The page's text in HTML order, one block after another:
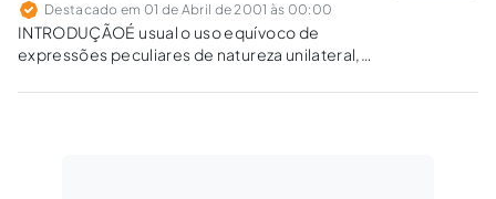
Destacado em 01 de Abril de 2001 às 00:00
INTRODUÇÃOÉ usual o uso equívoco de
expressões peculiares de natureza unilateral,
caracteriza pela formação bilateral de